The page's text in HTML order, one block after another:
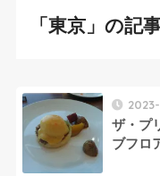
「東京」の記
ザ・プ
ブフロ